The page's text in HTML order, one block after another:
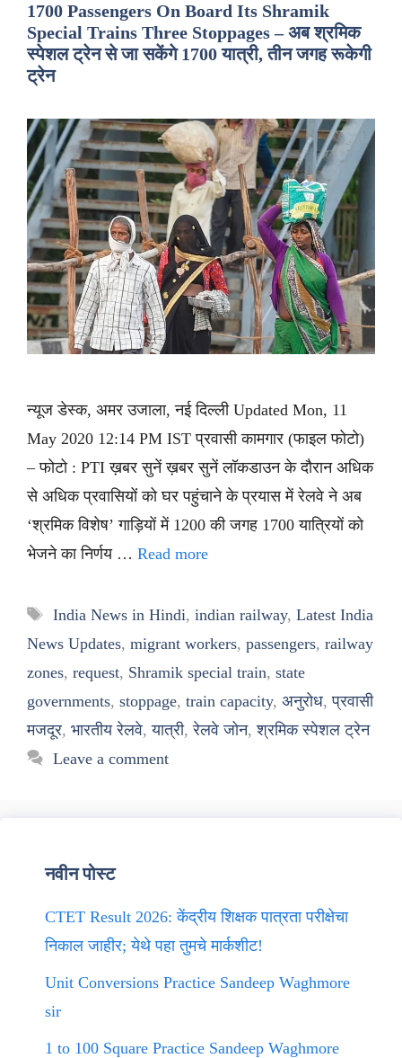
1700 Passengers On Board Its Shramik
Special Trains Three Stoppages – अब श्रमिक
स्पेशल ट्रेन से जा सकेंगे 1700 यात्री, तीन जगह रूकेगी
ट्रेन
न्यूज डेस्क, अमर उजाला, नई दिल्ली Updated Mon, 11
May 2020 12:14 PM IST प्रवासी कामगार (फाइल फोटो)
– फोटो : PTI ख़बर सुनें ख़बर सुनें लॉकडाउन के दौरान अधिक
से अधिक प्रवासियों को घर पहुंचाने के प्रयास में रेलवे ने अब
‘श्रमिक विशेष’ गाड़ियों में 1200 की जगह 1700 यात्रियों को
भेजने का निर्णय … Read more
Tags
India News in Hindi, indian railway, Latest India
News Updates, migrant workers, passengers, railway
zones, request, Shramik special train, state
governments, stoppage, train capacity, अनुरोध,प्रवासी
मजदूर, भारतीय रेलवे,यात्री,रेलवे जोन,श्रमिक स्पेशल ट्रेन
Leave a comment
नवीन पोस्ट
CTET Result 2026: केंद्रीय शिक्षक पात्रता परीक्षेचा
निकाल जाहीर; येथे पहा तुमचे मार्कशीट!
Unit Conversions Practice Sandeep Waghmore
sir
1 to 100 Square Practice Sandeep Waghmore